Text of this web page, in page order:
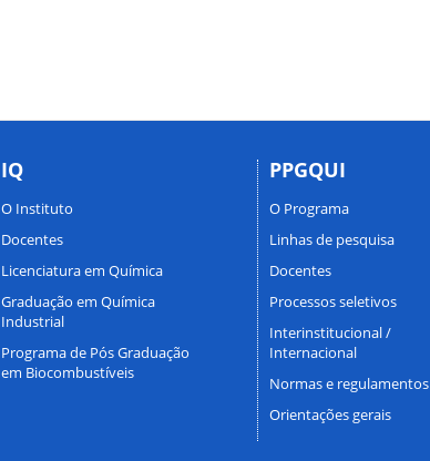
IQ
O Instituto
Docentes
Licenciatura em Química
Graduação em Química
Industrial
Programa de Pós Graduação
em Biocombustíveis
PPGQUI
O Programa
Linhas de pesquisa
Docentes
Processos seletivos
Interinstitucional /
Internacional
Normas e regulamentos
Orientações gerais